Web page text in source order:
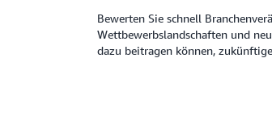
Bewerten Sie schnell
Wettbewerbslandschaften und
dazu beitragen können,